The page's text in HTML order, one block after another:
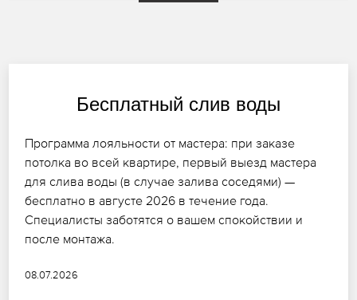
Бесплатный слив воды
Программа лояльности от мастера: при заказе
потолка во всей квартире, первый выезд мастера
для слива воды (в случае залива соседями) —
бесплатно в августе 2026 в течение года.
Специалисты заботятся о вашем спокойствии и
после монтажа.
08.07.2026